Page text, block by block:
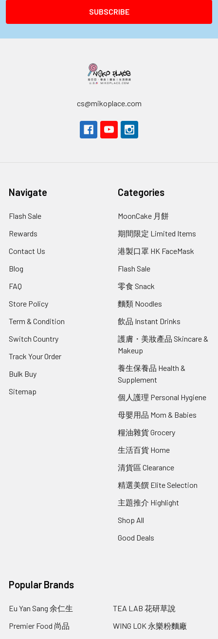
cs@mikoplace.com
Navigate
Flash Sale
Rewards
Contact Us
Blog
FAQ
Store Policy
Term & Condition
Switch Country
Track Your Order
Bulk Buy
Sitemap
Categories
MoonCake 月餅
期間限定 Limited Items
港製口罩 HK FaceMask
Flash Sale
零食 Snack
麵類 Noodles
飲品 Instant Drinks
護膚・美妝產品 Skincare &
Makeup
養生保養品 Health &
Supplement
個人護理 Personal Hygiene
母嬰用品 Mom & Babies
糧油雜貨 Grocery
生活百貨 Home
清貨區 Clearance
精選美饌 Elite Selection
主題推介 Highlight
Shop All
Good Deals
Popular Brands
Eu Yan Sang 余仁生
Premier Food 尚品
TEA LAB 花研草說
WING LOK 永樂粉麵廠